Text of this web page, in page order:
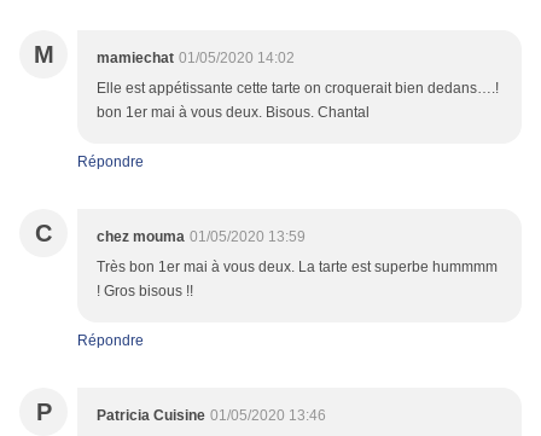
M mamiechat 01/05/2020 14:02
Elle est appétissante cette tarte on croquerait bien dedans….!
bon 1er mai à vous deux. Bisous. Chantal
Répondre
C chez mouma 01/05/2020 13:59
Très bon 1er mai à vous deux. La tarte est superbe hummmm
! Gros bisous !!
Répondre
P Patricia Cuisine 01/05/2020 13:46